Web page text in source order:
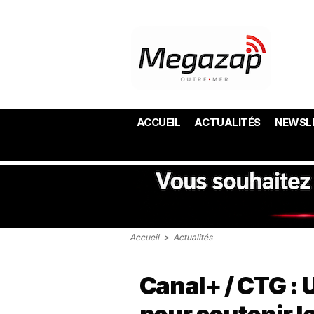
ACCUEIL ACTUALITÉS
Accueil > Actualités
Canal+ / CTG :